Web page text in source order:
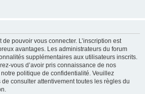
pouvoir vous connecter. L’inscription est
avantages. Les administrateurs du forum
supplémentaires aux utilisateurs inscrits.
vous d’avoir pris connaissance de nos
politique de confidentialité. Veuillez
consulter attentivement toutes les règles du